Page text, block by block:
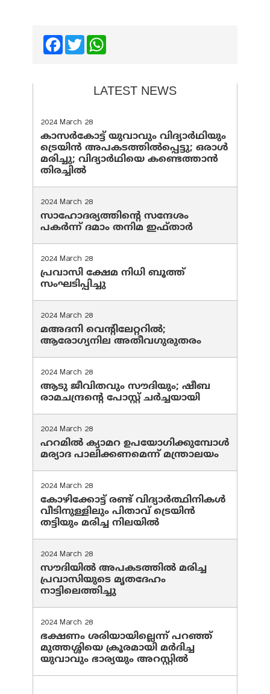
FacebookTwitter
LATEST NEWS
2024 March 28
കാസർകോട്ട് യുവാവും വിദ്യാർഥിയും
ട്രെയിൻ അപകടത്തിൽപ്പെട്ടു; ഒരാൾ
മരിച്ചു; വിദ്യാർഥിയെ കണ്ടെത്താൻ
തിരച്ചിൽ
2024 March 28
സാഹോദര്യത്തിന്റെ സന്ദേശം
പകർന്ന് ദമാം തനിമ ഇഫ്‌താർ
2024 March 28
പ്രവാസി ക്ഷേമ നിധി ബൂത്ത്
സംഘടിപ്പിച്ചു
2024 March 28
മഅദനി വെന്റിലേറ്ററിൽ;
ആരോഗ്യനില അതീവഗുരുതരം
2024 March 28
ആടു ജീവിതവും സൗദിയും; ഷീബ
രാമചന്ദ്രന്റെ പോസ്റ്റ് ചര്‍ച്ചയായി
2024 March 28
ഹറമില്‍ ക്യാമറ ഉപയോഗിക്കുമ്പോള്‍
മര്യാദ പാലിക്കണമെന്ന് മന്ത്രാലയം
2024 March 28
കോഴിക്കോട്ട് രണ്ട് വിദ്യാർത്ഥിനികൾ
വീടിനുള്ളിലും പിതാവ് ട്രെയിൻ
തട്ടിയും മരിച്ച നിലയിൽ
2024 March 28
സൗദിയില്‍ അപകടത്തില്‍ മരിച്ച
പ്രവാസിയുടെ മൃതദേഹം
നാട്ടിലെത്തിച്ചു
2024 March 28
ഭക്ഷണം ശരിയായില്ലെന്ന് പറഞ്ഞ്
മുത്തശ്ശിയെ ക്രൂരമായി മര്‍ദിച്ച
യുവാവും ഭാര്യയും അറസ്റ്റില്‍